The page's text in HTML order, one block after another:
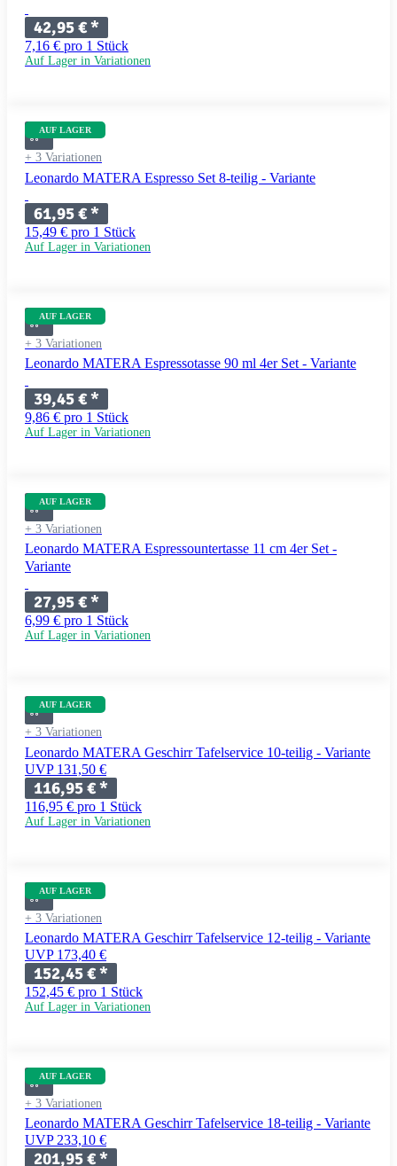
42,95 €*
7,16 € pro 1 Stück
Auf Lager in Variationen
AUF LAGER
+ 3 Variationen
Leonardo MATERA Espresso Set 8-teilig - Variante
61,95 €*
15,49 € pro 1 Stück
Auf Lager in Variationen
AUF LAGER
+ 3 Variationen
Leonardo MATERA Espressotasse 90 ml 4er Set - Variante
39,45 €*
9,86 € pro 1 Stück
Auf Lager in Variationen
AUF LAGER
+ 3 Variationen
Leonardo MATERA Espressountertasse 11 cm 4er Set -
Variante
27,95 €*
6,99 € pro 1 Stück
Auf Lager in Variationen
AUF LAGER
+ 3 Variationen
Leonardo MATERA Geschirr Tafelservice 10-teilig - Variante
UVP 131,50 €
116,95 €*
116,95 € pro 1 Stück
Auf Lager in Variationen
AUF LAGER
+ 3 Variationen
Leonardo MATERA Geschirr Tafelservice 12-teilig - Variante
UVP 173,40 €
152,45 €*
152,45 € pro 1 Stück
Auf Lager in Variationen
AUF LAGER
+ 3 Variationen
Leonardo MATERA Geschirr Tafelservice 18-teilig - Variante
UVP 233,10 €
201,95 €*